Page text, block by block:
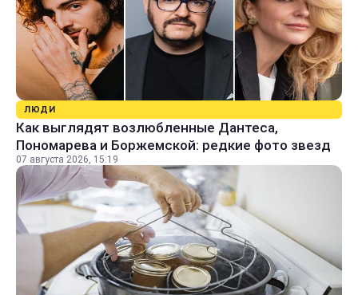
ЛЮДИ
Как выглядят возлюбленные Дантеса,
Пономарева и Боржемской: редкие фото звезд
07 августа 2026, 15:19